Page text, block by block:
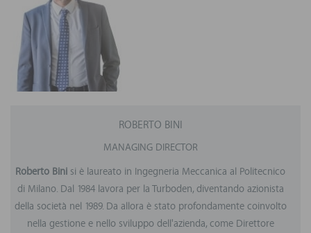
ROBERTO BINI
MANAGING DIRECTOR
Roberto Bini si è laureato in Ingegneria Meccanica al Politecnico
di Milano. Dal 1984 lavora per la Turboden, diventando azionista
della società nel 1989. Da allora è stato profondamente coinvolto
nella gestione e nello sviluppo dell'azienda, come Direttore